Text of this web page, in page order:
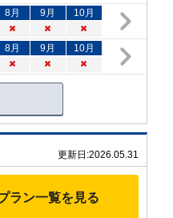
8月 9月 10月
×
× ×
8月 9月 10月
×
× ×
更新日:2026.05.31
ラン一覧を見る